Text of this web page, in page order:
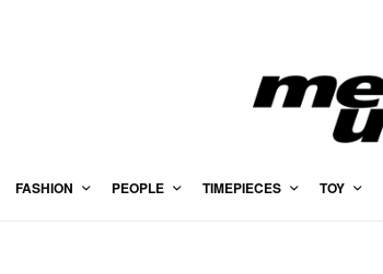
FASHION PEOPLE TIMEPIECES TOY